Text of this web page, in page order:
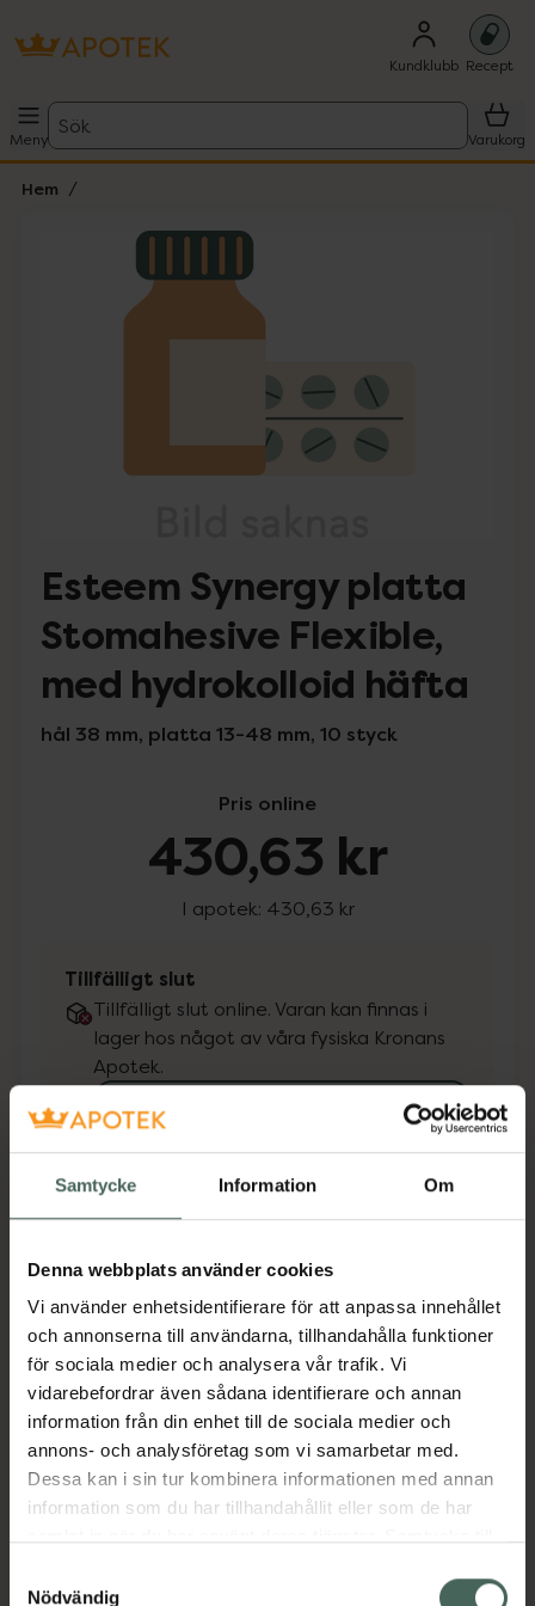
Samtycke Information Om
Denna webbplats använder cookies
Vi använder enhetsidentifierare för att anpassa innehållet
och annonserna till användarna, tillhandahålla funktioner
för sociala medier och analysera vår trafik. Vi
vidarebefordrar även sådana identifierare och annan
information från din enhet till de sociala medier och
annons- och analysföretag som vi samarbetar med.
Dessa kan i sin tur kombinera informationen med annan
information som du har tillhandahållit eller som de har
återkalla ditt samtycke via webbplatsens
Nödvändig
Kundklubb Recept
Meny
Sök
Varukorg
Hem
Lista: . Innehåller 1 objekt.
Esteem Synergy platta
Stomahesive Flexible,
med hydrokolloid häfta
hål 38 mm, platta 13-48 mm, 10 styck
Pris online
430,63 kr
I apotek: 430,63 kr
Tillfälligt slut
Tillfälligt slut online. Varan kan finnas i
lager hos något av våra fysiska Kronans
Apotek.
Se lagerstatus på apotek
Få mejl när varan finns i lager online
Din e-postadress
Jag accepterar villkoren
Spara
Aktuella erbjudanden
Beskrivning Dölj